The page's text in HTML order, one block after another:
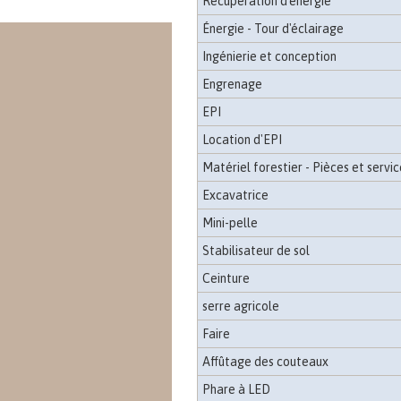
Énergie - Tour d'éclairage
Ingénierie et conception
Engrenage
EPI
Location d'EPI
Matériel forestier - Pièces et
Excavatrice
Mini-pelle
Stabilisateur de sol
Ceinture
serre agricole
Faire
Affûtage des couteaux
Phare à LED